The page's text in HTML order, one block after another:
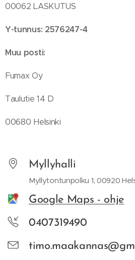
00062 LASKUTUS
Y-tunnus: 2576247-4
Muu posti:
Fumax Oy
Taulutie 14 D
00680 Helsinki
Myllyhalli
Myllytontunpolku 1, 00920
Google Maps - ohje
0407319490